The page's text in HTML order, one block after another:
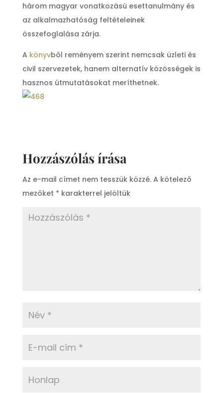
három magyar vonatkozású esettanulmány és
az alkalmazhatóság feltételeinek
összefoglalása zárja.
A könyvből reményem szerint nemcsak üzleti és
civil szervezetek, hanem alternatív közösségek is
hasznos útmutatásokat meríthetnek.
Hozzászólás írása
Az e-mail címet nem tesszük közzé. A kötelező
mezőket * karakterrel jelöltük